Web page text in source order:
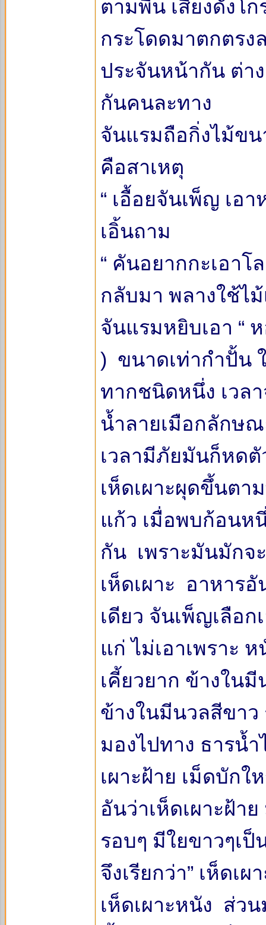
ตามพื้น เสียงดังโ
กระโดดมาตกตร
ประจันหน้ากัน ต่า
กันคนละทาง
จันแรมถือกิ่งไม้ข
คือสาเหตุ
“ เอื้อยจันเพ็ญ เอ
เอิ้นถาม
“ คันอยากกะเอาโ
กลับมา พลางใช้ไ
จันแรมหยิบเอา “
) ขนาดเท่ากำปั้น
ทากชนิดหนึ่ง เวล
น้ำลายเมือกลักษ
เวลามีภัยมันก็หดตั
เห็ดเผาะผุดขึ้นต
แก้ว เมื่อพบก้อนห
กัน เพราะมันมักจ
เห็ดเผาะ อาหาร
เดียว จันเพ็ญเลือก
แก่ ไม่เอาเพราะ
เคี้ยวยาก ข้างใน
ข้างในมีนวลสีขาว
มองไปทาง ธารน้
เผาะฝ้าย เม็ดบัก
อันว่าเห็ดเผาะฝ้า
รอบๆ มีใยขาวๆเ
จึงเรียกว่า” เห็ดเ
เห็ดเผาะหนัง ส่ว